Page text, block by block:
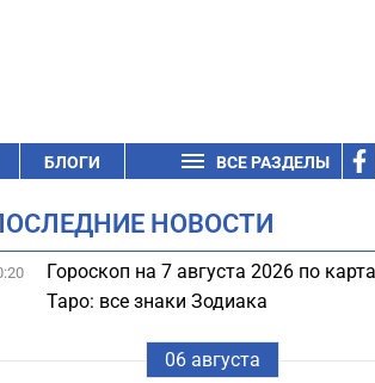
БЛОГИ ВСЕ РАЗДЕЛЫ
НОВОСТИ
Гороскоп на 7 августа 2026 по
Таро: все знаки Зодиака
06 августа